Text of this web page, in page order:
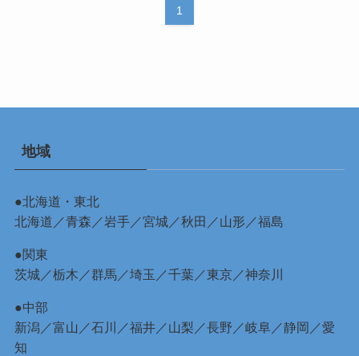
1
地域
●北海道・東北
北海道 ／青森 ／岩手／宮城／秋田 ／山形 ／福島
●関東
茨城／栃木 ／群馬／埼玉 ／千葉／東京／神奈川
●中部
新潟 ／富山 ／石川 ／福井／山梨 ／長野 ／岐阜／静岡 ／愛
知